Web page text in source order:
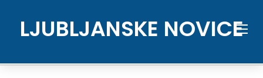
contentLJUBLJANSKE NOVICE